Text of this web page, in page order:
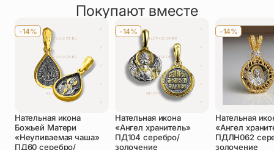
презри грешных молений гласы»
Оставить отзыв
Телефон
Отзыв*
Покупают вместе
-14%
Нательная икона
Божьей Матери
«Неупиваемая чаша»
ПД60 серебро/
-14%
Нательная икона
«Ангел хранитель»
ПД104 серебро/
золочение
-14%
Нательная
«Ангел
ПДЛН062
золочение